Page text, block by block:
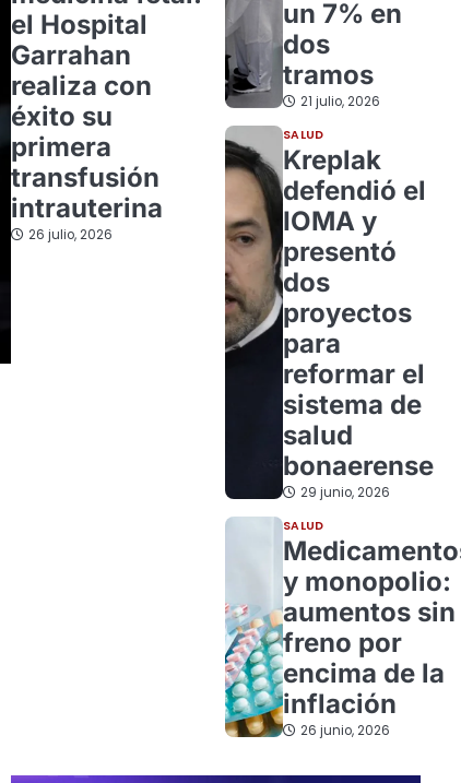
el Hospital
Garrahan
realiza con
éxito su
primera
transfusión
intrauterina
26 julio, 2026
un 7% en
dos
tramos
21 julio, 2026
SALUD
Kreplak
defendió el
IOMA y
presentó
dos
proyectos
para
reformar el
sistema de
salud
bonaerense
29 junio, 2026
SALUD
y monopolio:
aumentos sin
freno por
encima de la
inflación
26 junio, 2026